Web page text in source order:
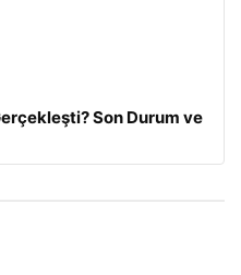
Son Durum ve